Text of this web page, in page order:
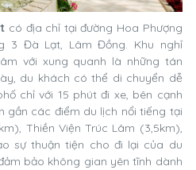
có địa chỉ tại đường Hoa Phượng
3 Đà Lạt, Lâm Đồng. Khu nghỉ
với xung quanh là những tán
du khách có thể di chuyển dễ
chỉ với 15 phút đi xe, bên cạnh
gần các điểm du lịch nổi tiếng tại
Thiền Viện Trúc Lâm (3,5km),
sự thuận tiện cho đi lại của du
bảo không gian yên tĩnh dành